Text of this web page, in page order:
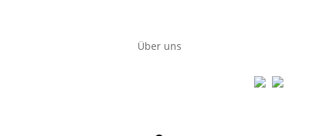
Über uns